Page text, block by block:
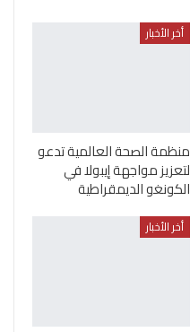
أخر الأخبار
منظمة الصحة العالمية تدعو
لتعزيز مواجهة إيبولا في
الكونغو الديمقراطية
أخر الأخبار